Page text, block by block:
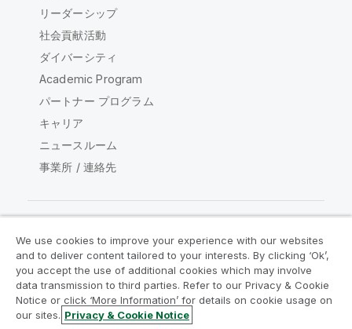
リーダーシップ
社会貢献活動
ダイバーシティ
Academic Program
パートナー プログラム
キャリア
ニュースルーム
事業所 / 連絡先
Qlik コミュニティ
法的契約 製品規約
Legal Policies
リーガルポリシー
利用規約
We use cookies to improve your experience with our websites
and to deliver content tailored to your interests. By clicking ‘Ok’,
you accept the use of additional cookies which may involve
data transmission to third parties. Refer to our Privacy & Cookie
Notice or click ‘More Information’ for details on cookie usage on
our sites. Privacy & Cookie Notice